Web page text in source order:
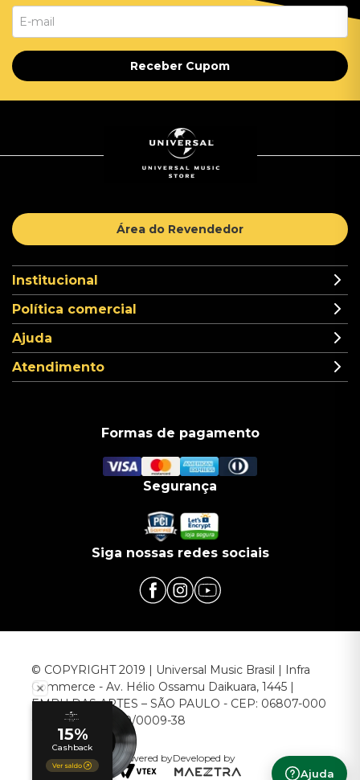
Ajuda
Receber Cupom
Área do Revendedor
Institucional
Política comercial
Ajuda
Atendimento
Formas de pagamento
Segurança
Siga nossas redes sociais
© COPYRIGHT 2019 | Universal Music Brasil | Infra
Commerce - Av. Hélio Ossamu Daikuara, 1445 |
EMBU DAS ARTES – SÃO PAULO - CEP: 06807-000
CNPJ: 00.952.789/0009-38
Powered byDeveloped by